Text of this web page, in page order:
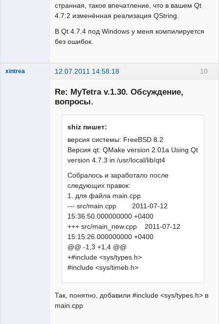
странная, такое впечатление, что в вашем Qt
4.7.2 изменённая реализация QString.
В Qt 4.7.4 под Windows у меня компилируется
без ошибок.
10
xintrea 12.07.2011 14:58:18
Re: MyTetra v.1.30. Обсуждение,
вопросы.
shiz пишет:
версия системы: FreeBSD 8.2
Версия qt: QMake version 2.01a Using Qt
version 4.7.3 in /usr/local/lib/qt4
Собралось и заработало после
следующих правок:
1. для файла main.cpp
--- src/main.cpp 2011-07-12
15:36:50.000000000 +0400
+++ src/main_new.cpp 2011-07-12
15:15:26.000000000 +0400
@@ -1,3 +1,4 @@
+#include <sys/types.h>
#include <sys/timeb.h>
Так, понятно, добавили #include <sys/types.h> в
main.cpp